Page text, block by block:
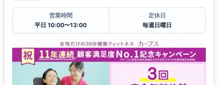
営業時間
平日 10:00〜13:00
定休日
毎週日曜日